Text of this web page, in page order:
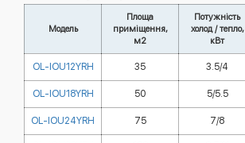
Модель
Площа
приміщення,
м2
Потужність
холод / тепло,
кВт
OL-IOU12YRH 35 3.5/4
OL-IOU18YRH 50 5/5.5
OL-IOU24YRH 75 7/8